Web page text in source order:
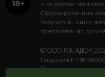
© ООО МАТАДОР,
Лицензия
Пользовательское
и не доставляем
Сформированные
получить в наших
предъявления